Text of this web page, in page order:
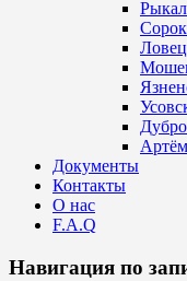
Документы
Контакты
О нас
F.A.Q
Навигация по